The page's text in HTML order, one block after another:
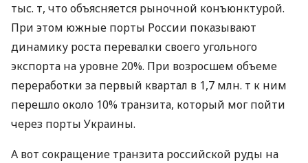
тыс. т, что объясняется рыночной конъюнктурой.
При этом южные порты России показывают
динамику роста перевалки своего угольного
экспорта на уровне 20%. При возросшем объеме
переработки за первый квартал в 1,7 млн. т к ним
перешло около 10% транзита, который мог пойти
через порты Украины.
А вот сокращение транзита российской руды на